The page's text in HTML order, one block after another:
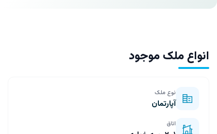
انواع ملک موجود
نوع ملک
آپارتمان
اتاق